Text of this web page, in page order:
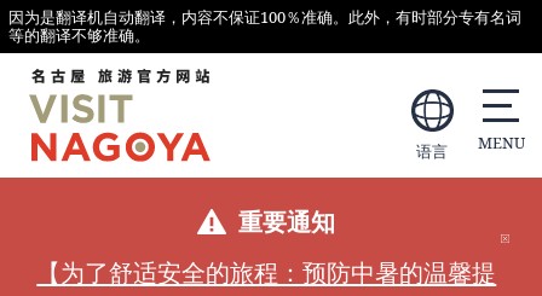
因为是翻译机自动翻译，内容不保证100％准确。此外，有时部分专有名词
等的翻译不够准确。
语言
重要通知
【为了舒适安全的旅程：预防中暑的温馨提